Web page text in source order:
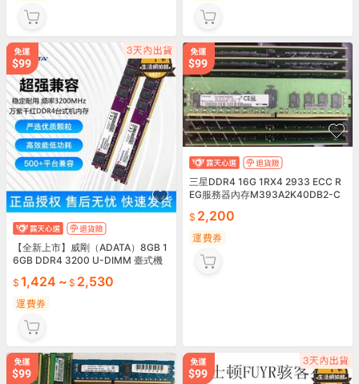
【全新上市】威剛（ADATA）8GB 1
6GB DDR4 3200 U-DIMM 臺式機
1,424 ~ 2,530
運費券
三星DDR4 16G 1RX4 2933 ECC R
EG服務器內存M393A2K40DB2-C
2,200
運費券